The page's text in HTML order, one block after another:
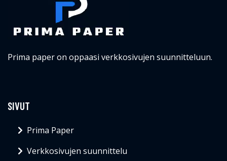
Prima paper on oppaasi verkkosivujen suunnitteluun.
SIVUT
Prima Paper
Verkkosivujen suunnittelu